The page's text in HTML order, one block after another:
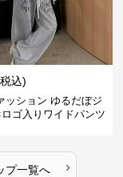
込)
ッション ゆるだぼジ
ゴ入りワイドパンツ
プ一覧へ ›